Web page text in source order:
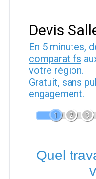
Devis
En 5 minutes,
comparatifs
votre région.
Gratuit, sans
engagement.
1 2 3
Quel